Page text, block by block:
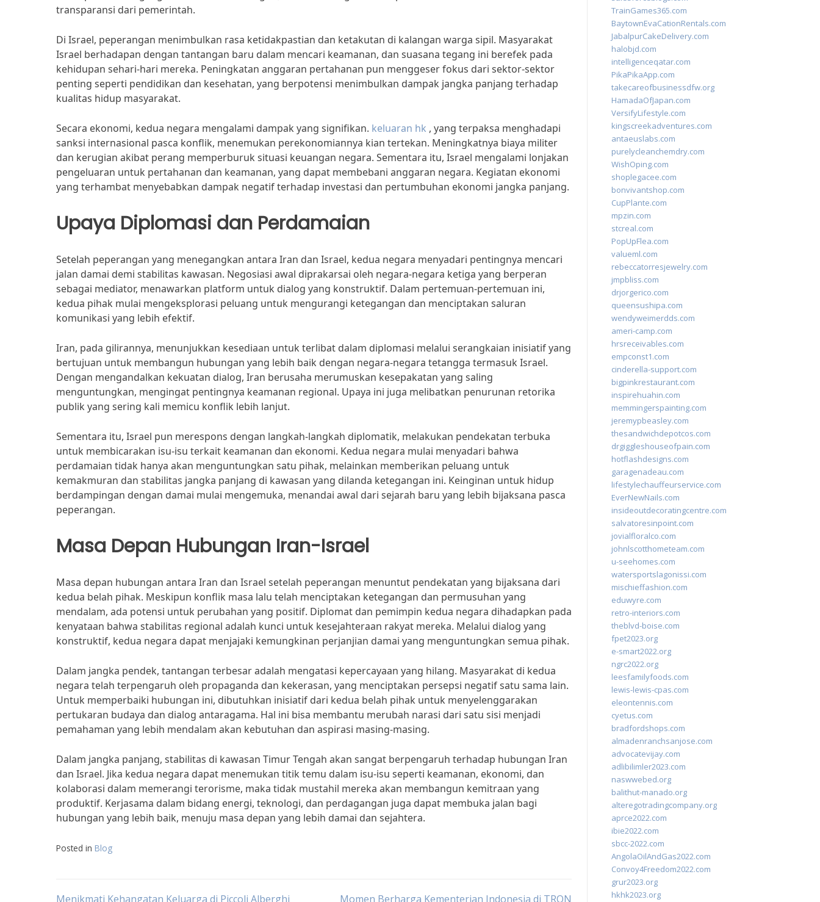
transparansi dari pemerintah.
Di Israel, peperangan menimbulkan rasa ketidakpastian dan ketakutan di kalangan warga sipil. Masyarakat
Israel berhadapan dengan tantangan baru dalam mencari keamanan, dan suasana tegang ini berefek pada
kehidupan sehari-hari mereka. Peningkatan anggaran pertahanan pun menggeser fokus dari sektor-sektor
penting seperti pendidikan dan kesehatan, yang berpotensi menimbulkan dampak jangka panjang terhadap
kualitas hidup masyarakat.
Secara ekonomi, kedua negara mengalami dampak yang signifikan. keluaran hk , yang terpaksa menghadapi
sanksi internasional pasca konflik, menemukan perekonomiannya kian tertekan. Meningkatnya biaya militer
dan kerugian akibat perang memperburuk situasi keuangan negara. Sementara itu, Israel mengalami lonjakan
pengeluaran untuk pertahanan dan keamanan, yang dapat membebani anggaran negara. Kegiatan ekonomi
yang terhambat menyebabkan dampak negatif terhadap investasi dan pertumbuhan ekonomi jangka panjang.
Upaya Diplomasi dan Perdamaian
Setelah peperangan yang menegangkan antara Iran dan Israel, kedua negara menyadari pentingnya mencari
jalan damai demi stabilitas kawasan. Negosiasi awal diprakarsai oleh negara-negara ketiga yang berperan
sebagai mediator, menawarkan platform untuk dialog yang konstruktif. Dalam pertemuan-pertemuan ini,
kedua pihak mulai mengeksplorasi peluang untuk mengurangi ketegangan dan menciptakan saluran
komunikasi yang lebih efektif.
Iran, pada gilirannya, menunjukkan kesediaan untuk terlibat dalam diplomasi melalui serangkaian inisiatif yang
bertujuan untuk membangun hubungan yang lebih baik dengan negara-negara tetangga termasuk Israel.
Dengan mengandalkan kekuatan dialog, Iran berusaha merumuskan kesepakatan yang saling
menguntungkan, mengingat pentingnya keamanan regional. Upaya ini juga melibatkan penurunan retorika
publik yang sering kali memicu konflik lebih lanjut.
Sementara itu, Israel pun merespons dengan langkah-langkah diplomatik, melakukan pendekatan terbuka
untuk membicarakan isu-isu terkait keamanan dan ekonomi. Kedua negara mulai menyadari bahwa
perdamaian tidak hanya akan menguntungkan satu pihak, melainkan memberikan peluang untuk
kemakmuran dan stabilitas jangka panjang di kawasan yang dilanda ketegangan ini. Keinginan untuk hidup
berdampingan dengan damai mulai mengemuka, menandai awal dari sejarah baru yang lebih bijaksana pasca
peperangan.
Masa Depan Hubungan Iran-Israel
Masa depan hubungan antara Iran dan Israel setelah peperangan menuntut pendekatan yang bijaksana dari
kedua belah pihak. Meskipun konflik masa lalu telah menciptakan ketegangan dan permusuhan yang
mendalam, ada potensi untuk perubahan yang positif. Diplomat dan pemimpin kedua negara dihadapkan pada
kenyataan bahwa stabilitas regional adalah kunci untuk kesejahteraan rakyat mereka. Melalui dialog yang
konstruktif, kedua negara dapat menjajaki kemungkinan perjanjian damai yang menguntungkan semua pihak.
Dalam jangka pendek, tantangan terbesar adalah mengatasi kepercayaan yang hilang. Masyarakat di kedua
negara telah terpengaruh oleh propaganda dan kekerasan, yang menciptakan persepsi negatif satu sama lain.
Untuk memperbaiki hubungan ini, dibutuhkan inisiatif dari kedua belah pihak untuk menyelenggarakan
pertukaran budaya dan dialog antaragama. Hal ini bisa membantu merubah narasi dari satu sisi menjadi
pemahaman yang lebih mendalam akan kebutuhan dan aspirasi masing-masing.
Dalam jangka panjang, stabilitas di kawasan Timur Tengah akan sangat berpengaruh terhadap hubungan Iran
dan Israel. Jika kedua negara dapat menemukan titik temu dalam isu-isu seperti keamanan, ekonomi, dan
kolaborasi dalam memerangi terorisme, maka tidak mustahil mereka akan membangun kemitraan yang
produktif. Kerjasama dalam bidang energi, teknologi, dan perdagangan juga dapat membuka jalan bagi
hubungan yang lebih baik, menuju masa depan yang lebih damai dan sejahtera.
Posted in Blog
Menikmati Kehangatan Keluarga di Piccoli Alberghi Momen Berharga Kementerian Indonesia di TRON
TrainGames365.com
BaytownEvaCationRentals.com
JabalpurCakeDelivery.com
halobjd.com
intelligenceqatar.com
PikaPikaApp.com
takecareofbusinessdfw.org
HamadaOfJapan.com
VersifyLifestyle.com
kingscreekadventures.com
antaeuslabs.com
purelycleanchemdry.com
WishOping.com
shoplegacee.com
bonvivantshop.com
CupPlante.com
mpzin.com
stcreal.com
PopUpFlea.com
valueml.com
rebeccatorresjewelry.com
jmpbliss.com
drjorgerico.com
queensushipa.com
wendyweimerdds.com
ameri-camp.com
hrsreceivables.com
empconst1.com
cinderella-support.com
bigpinkrestaurant.com
inspirehuahin.com
memmingerspainting.com
jeremypbeasley.com
thesandwichdepotcos.com
drgiggleshouseofpain.com
hotflashdesigns.com
garagenadeau.com
lifestylechauffeurservice.com
EverNewNails.com
insideoutdecoratingcentre.com
salvatoresinpoint.com
jovialfloralco.com
johnlscotthometeam.com
u-seehomes.com
watersportslagonissi.com
mischieffashion.com
eduwyre.com
retro-interiors.com
theblvd-boise.com
fpet2023.org
e-smart2022.org
ngrc2022.org
leesfamilyfoods.com
lewis-lewis-cpas.com
eleontennis.com
cyetus.com
bradfordshops.com
almadenranchsanjose.com
advocatevijay.com
adlibilimler2023.com
naswwebed.org
balithut-manado.org
alteregotradingcompany.org
aprce2022.com
ibie2022.com
sbcc-2022.com
AngolaOilAndGas2022.com
Convoy4Freedom2022.com
grur2023.org
hkhk2023.org